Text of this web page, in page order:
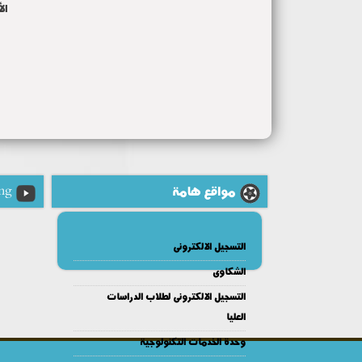
مواقع هامة
التسجيل الالكترونى
الشكاوى
التسجيل الالكترونى لطلاب الدراسات
العليا
وحدة الخدمات التكنولوجية